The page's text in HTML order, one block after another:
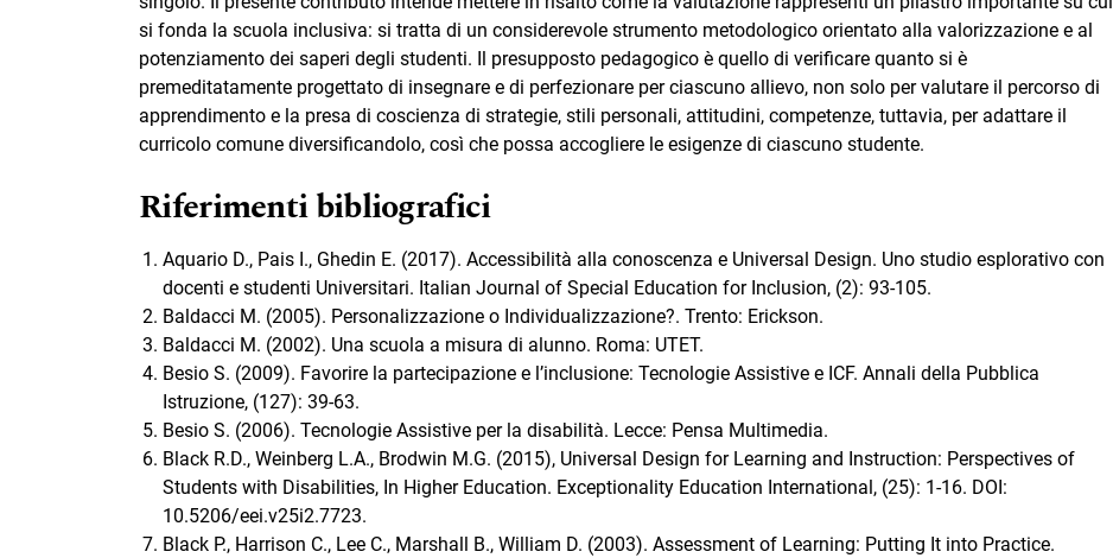
si fonda la scuola inclusiva: si tratta di un considerevole strumento metodologico orientato alla valorizzazione e al
potenziamento dei saperi degli studenti. Il presupposto pedagogico è quello di verificare quanto si è
premeditatamente progettato di insegnare e di perfezionare per ciascuno allievo, non solo per valutare il percorso di
apprendimento e la presa di coscienza di strategie, stili personali, attitudini, competenze, tuttavia, per adattare il
curricolo comune diversificandolo, così che possa accogliere le esigenze di ciascuno studente.
Riferimenti bibliografici
Aquario D., Pais I., Ghedin E. (2017). Accessibilità alla conoscenza e Universal Design. Uno studio esplorativo con
docenti e studenti Universitari. Italian Journal of Special Education for Inclusion, (2): 93-105.
Baldacci M. (2005). Personalizzazione o Individualizzazione?. Trento: Erickson.
Baldacci M. (2002). Una scuola a misura di alunno. Roma: UTET.
Besio S. (2009). Favorire la partecipazione e l’inclusione: Tecnologie Assistive e ICF. Annali della Pubblica
Istruzione, (127): 39-63.
Besio S. (2006). Tecnologie Assistive per la disabilità. Lecce: Pensa Multimedia.
Black R.D., Weinberg L.A., Brodwin M.G. (2015), Universal Design for Learning and Instruction: Perspectives of
Students with Disabilities, In Higher Education. Exceptionality Education International, (25): 1-16. DOI:
10.5206/eei.v25i2.7723.
Black P., Harrison C., Lee C., Marshall B., William D. (2003). Assessment of Learning: Putting It into Practice.